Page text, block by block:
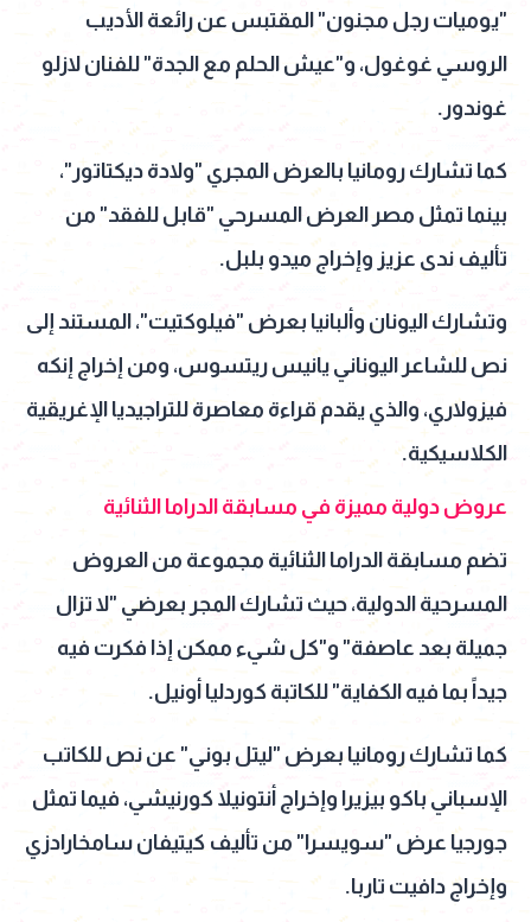
"يوميات رجل مجنون" المقتبس عن رائعة الأديب
الروسي غوغول، و"عيش الحلم مع الجدة" للفنان لازلو
غوندور.
كما تشارك رومانيا بالعرض المجري "ولادة ديكتاتور"،
بينما تمثل مصر العرض المسرحي "قابل للفقد" من
تأليف ندى عزيز وإخراج ميدو بلبل.
وتشارك اليونان وألبانيا بعرض "فيلوكتيت"، المستند إلى
نص للشاعر اليوناني يانيس ريتسوس، ومن إخراج إنكه
فيزولاري، والذي يقدم قراءة معاصرة للتراجيديا الإغريقية
الكلاسيكية.
عروض دولية مميزة في مسابقة الدراما الثنائية
تضم مسابقة الدراما الثنائية مجموعة من العروض
المسرحية الدولية، حيث تشارك المجر بعرضي "لا تزال
جميلة بعد عاصفة" و"كل شيء ممكن إذا فكرت فيه
جيداً بما فيه الكفاية" للكاتبة كوردليا أونيل.
كما تشارك رومانيا بعرض "ليتل بوني" عن نص للكاتب
الإسباني باكو بيزيرا وإخراج أنتونيلا كورنيشي، فيما تمثل
جورجيا عرض "سويسرا" من تأليف كيتيفان سامخارادزي
وإخراج دافيت تاربا.